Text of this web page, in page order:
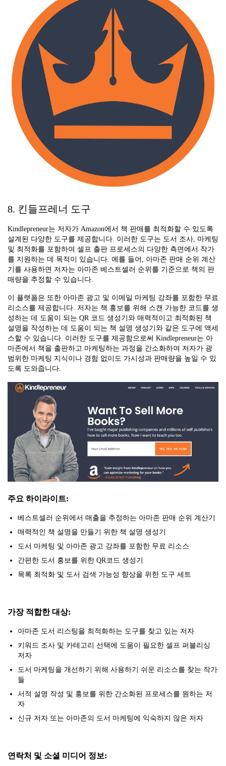
8. 킨들프레너 도구
Kindlepreneur는 저자가 Amazon에서 책 판매를 최적화할 수 있도록
설계된 다양한 도구를 제공합니다. 이러한 도구는 도서 조사, 마케팅
및 최적화를 포함하여 셀프 출판 프로세스의 다양한 측면에서 작가
를 지원하는 데 목적이 있습니다. 예를 들어, 아마존 판매 순위 계산
기를 사용하면 저자는 아마존 베스트셀러 순위를 기준으로 책의 판
매량을 추정할 수 있습니다.
이 플랫폼은 또한 아마존 광고 및 이메일 마케팅 강좌를 포함한 무료
리소스를 제공합니다. 저자는 책 홍보를 위해 스캔 가능한 코드를 생
성하는 데 도움이 되는 QR 코드 생성기와 매력적이고 최적화된 책
설명을 작성하는 데 도움이 되는 책 설명 생성기와 같은 도구에 액세
스할 수 있습니다. 이러한 도구를 제공함으로써 Kindlepreneur는 아
마존에서 책을 출판하고 마케팅하는 과정을 간소화하여 저자가 광
범위한 마케팅 지식이나 경험 없이도 가시성과 판매량을 높일 수 있
도록 도와줍니다.
주요 하이라이트:
베스트셀러 순위에서 매출을 추정하는 아마존 판매 순위 계산기
매력적인 책 설명을 만들기 위한 책 설명 생성기
도서 마케팅 및 아마존 광고 강좌를 포함한 무료 리소스
간편한 도서 홍보를 위한 QR코드 생성기
목록 최적화 및 도서 검색 가능성 향상을 위한 도구 세트
가장 적합한 대상:
아마존 도서 리스팅을 최적화하는 도구를 찾고 있는 저자
키워드 조사 및 카테고리 선택에 도움이 필요한 셀프 퍼블리싱
저자
도서 마케팅을 개선하기 위해 사용하기 쉬운 리소스를 찾는 작가
들
서적 설명 작성 및 홍보를 위한 간소화된 프로세스를 원하는 저
자
신규 저자 또는 아마존의 도서 마케팅에 익숙하지 않은 저자
연락처 및 소셜 미디어 정보: